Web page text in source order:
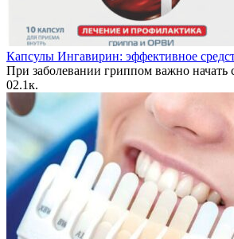
Капсулы Ингавирин: эффективное
При заболевании гриппом важно начать
02.1к.